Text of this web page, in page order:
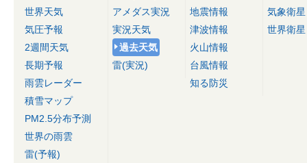
世界天気
気圧予報
2週間天気
長期予報
雨雲レーダー
積雪マップ
PM2.5分布予測
世界の雨雲
雷(予報)
アメダス実況
実況天気
過去天気
雷(実況)
地震情報
津波情報
火山情報
台風情報
知る防災
気象衛星
世界衛星